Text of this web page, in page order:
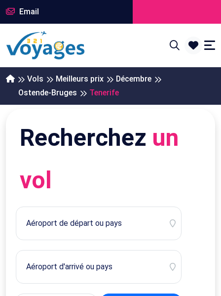
Email
Vols Meilleurs prix
Décembre
Ostende-Bruges
Tenerife
Recherchez un
vol